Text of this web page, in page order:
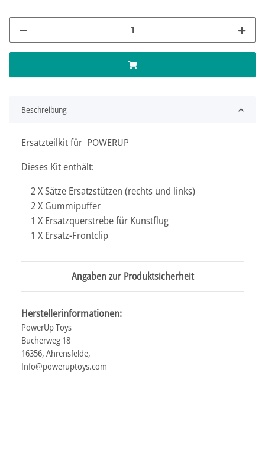
Beschreibung
Ersatzteilkit für POWERUP
Dieses Kit enthält:
2 X Sätze Ersatzstützen (rechts und links)
2 X Gummipuffer
1 X Ersatzquerstrebe für Kunstflug
1 X Ersatz-Frontclip
Angaben zur Produktsicherheit
Herstellerinformationen:
PowerUp Toys
Bucherweg 18
16356, Ahrensfelde,
Info@poweruptoys.com